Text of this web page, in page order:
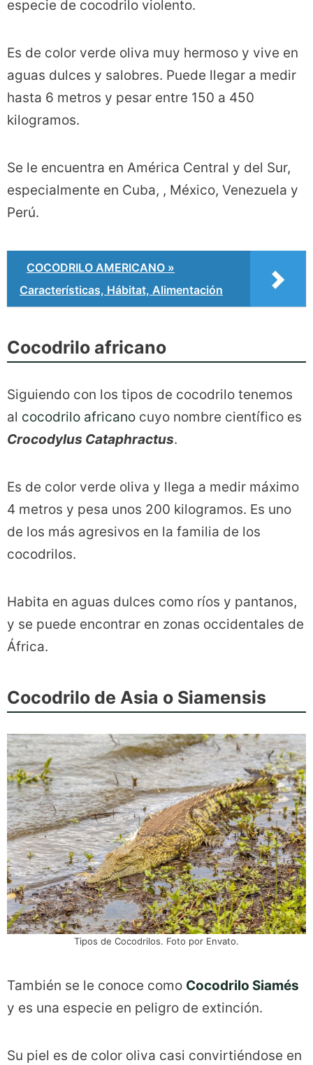
especie de cocodrilo violento.
Es de color verde oliva muy hermoso y vive en
aguas dulces y salobres. Puede llegar a medir
hasta 6 metros y pesar entre 150 a 450
kilogramos.
Se le encuentra en América Central y del Sur,
especialmente en Cuba, , México, Venezuela y
Perú.
COCODRILO AMERICANO »
Características, Hábitat, Alimentación
Cocodrilo africano
Siguiendo con los tipos de cocodrilo tenemos
al cocodrilo africano cuyo nombre científico es
Crocodylus Cataphractus.
Es de color verde oliva y llega a medir máximo
4 metros y pesa unos 200 kilogramos. Es uno
de los más agresivos en la familia de los
cocodrilos.
Habita en aguas dulces como ríos y pantanos,
y se puede encontrar en zonas occidentales de
África.
Cocodrilo de Asia o Siamensis
Tipos de Cocodrilos. Foto por Envato.
También se le conoce como Cocodrilo Siamés
y es una especie en peligro de extinción.
Su piel es de color oliva casi convirtiéndose en